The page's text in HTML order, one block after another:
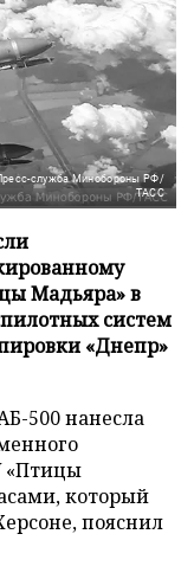
служба Минобороны РФ/
ТАСС
Мадьяра» в
систем
«Днепр»
500 нанесла
«Птицы
который
пояснил